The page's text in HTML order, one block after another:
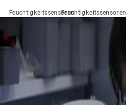
FeuchtigkeitssensorenFeuchtigkeitssensoren